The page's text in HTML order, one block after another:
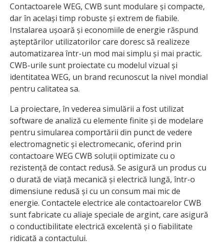
Contactoarele WEG, CWB sunt modulare și compacte,
dar în același timp robuste și extrem de fiabile.
Instalarea ușoară și economiile de energie răspund
așteptărilor utilizatorilor care doresc să realizeze
automatizarea într-un mod mai simplu și mai practic.
CWB-urile sunt proiectate cu modelul vizual și
identitatea WEG, un brand recunoscut la nivel mondial
pentru calitatea sa.
La proiectare, în vederea simulării a fost utilizat
software de analiză cu elemente finite și de modelare
pentru simularea comportării din punct de vedere
electromagnetic și electromecanic, oferind prin
contactoare WEG CWB soluții optimizate cu o
rezistență de contact redusă. Se asigură un produs cu
o durată de viață mecanică și electrică lungă, într-o
dimensiune redusă și cu un consum mai mic de
energie. Contactele electrice ale contactoarelor CWB
sunt fabricate cu aliaje speciale de argint, care asigură
o conductibilitate electrică excelentă și o fiabilitate
ridicată a contactului.